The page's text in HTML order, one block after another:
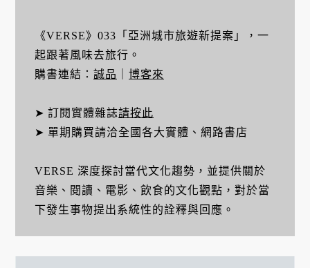
《VERSE》033「亞洲城市旅遊新提案」，一
起跟著風味去旅行。
購書連結： 誠品 博客來
➤ 訂閱實體雜誌請按此
➤ 單期購買請洽全國各大實體、網路書店
VERSE 深度探討當代文化趨勢，並提供關於
音樂、閱讀、電影、飲食的文化觀點，對於當
下發生事物提出系統性的詮釋與回應。